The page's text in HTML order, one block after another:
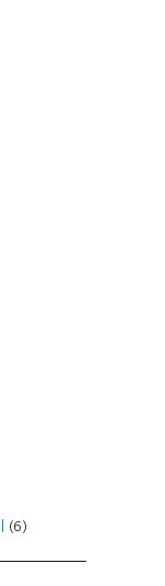
(6)